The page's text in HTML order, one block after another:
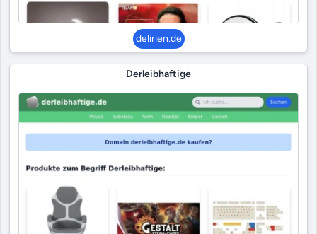
delirien.de
Derleibhaftige